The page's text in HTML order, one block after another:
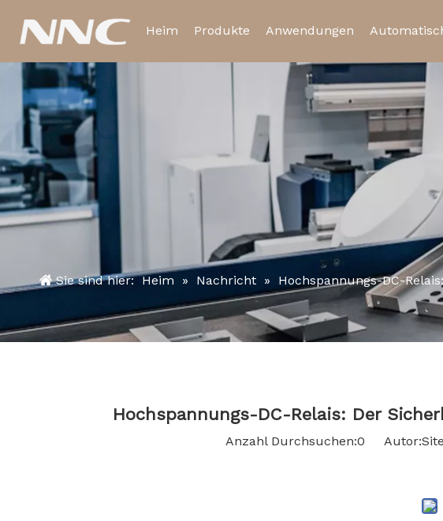
Heim Produkte
Elektromagnetisches Relais
Zeitrelais
Anwendungen
Sie sind hier: Heim » Nachricht » Hochspannungs-DC-
Hochspannungs-DC-Relais: Der
Anzahl Durchsuchen:0